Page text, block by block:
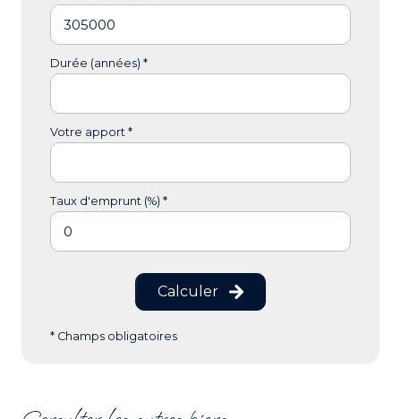
Durée (années) *
Votre apport *
Taux d'emprunt (%) *
Calculer
* Champs obligatoires